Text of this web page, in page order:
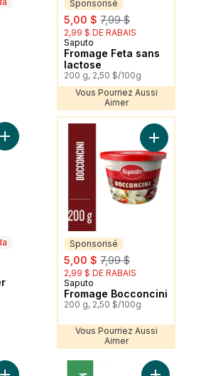
Sponsorisé
sale:
5,00 $ , formerly:
7,99 $
2,99 $ DE RABAIS
Sponsorisé
Saputo
Fromage Feta sans
lactose
200 g, 2,50 $/100g
Vous Pourriez Aussi
Aimer
Ajouter Fromage à tartiner Échalote &
Vous Pourriez Aussi Aimer
Sponsorisé
sale:
5,00 $ , formerly:
7,99 $
2,99 $ DE RABAIS
Sponsorisé
Saputo
Fromage Bocconcini
200 g, 2,50 $/100g
Ajouter
Vous Pourriez Aussi
Aimer